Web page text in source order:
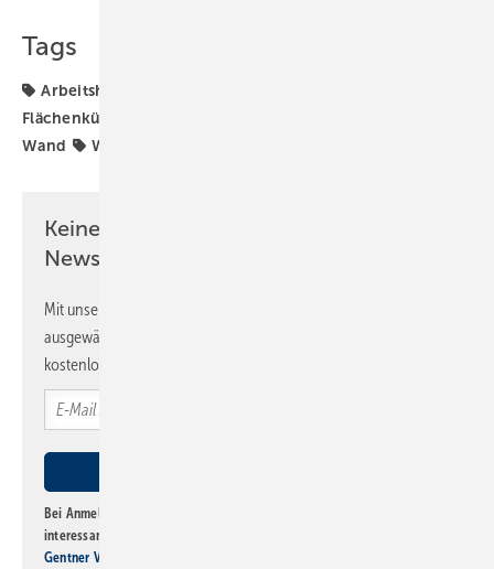
Tags
Arbeitshilfe
Flächenkühlung
Wand
Wandheizung
Keine Zeit? Kein Problem mit dem SBZ
Newsletter!
Mit unserem Newsletter erhalten Sie regelmäßig von uns
ausgewählte Informationen und Neuigkeiten, gebündelt und
kostenlos direkt ins Postfach.
Bei Anmeldung zu diesem Newsletter bin ich damit einverstanden, über
interessante Verlags- und Online-Angebote
Gentner Verlag GmbH & Co. KG